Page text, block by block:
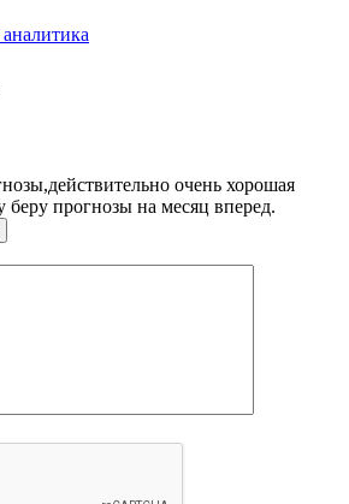
очень хорошая
беру прогнозы на месяц вперед.